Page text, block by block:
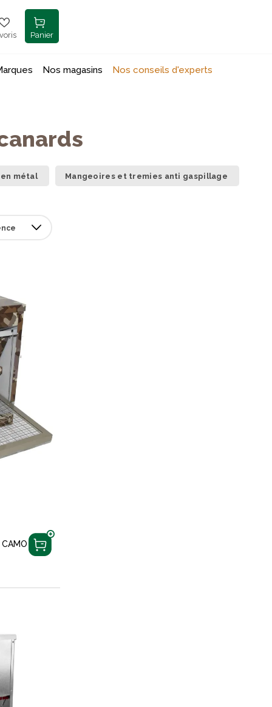
Panier
Nos magasins Nos conseils d'experts
métal Mangeoires et tremies anti gaspillage